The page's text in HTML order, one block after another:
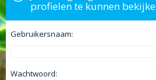
profielen te kunnen
Gebruikersnaam:
Wachtwoord: